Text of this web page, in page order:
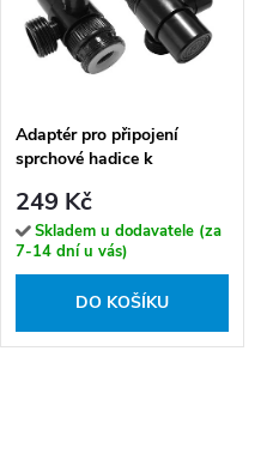
Adaptér pro připojení
sprchové hadice k
výtokem a přepínačem
funkcí - CPN_71BD, černá
mat
249 Kč
Skladem u dodavatele (za
7-14 dní u vás)
DO KOŠÍKU